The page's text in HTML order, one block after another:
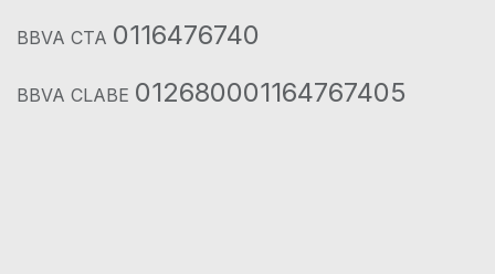
BBVA CTA 0116476740
BBVA CLABE 012680001164767405